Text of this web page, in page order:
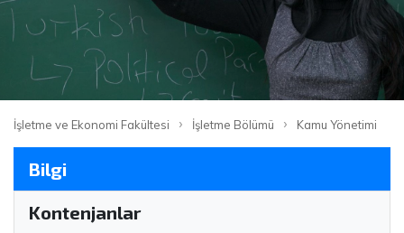
İşletme ve Ekonomi Fakültesi › İşletme Bölümü › Kamu Yönetimi
Bilgi
Kontenjanlar